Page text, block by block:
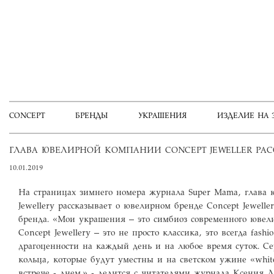
CONCEPT БРЕНДЫ УКРАШЕНИЯ ИЗДЕЛИЕ НА
ГЛАВА ЮВЕЛИРНОЙ КОМПАНИИ CONCEPT JEWELLER
10.01.2019
На страницах зимнего номера журнала Super Mama,
Jewellery рассказывает о ювелирном бренде Concept
бренда. «Мои украшения – это симбиоз современного
Concept Jewellery – это не просто классика, это всегда
драгоценности на каждый день и на любое время суток.
кольца, которые будут уместны и на светском ужине